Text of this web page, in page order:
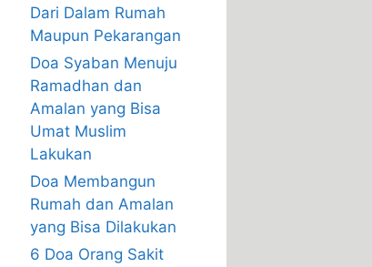
Dari Dalam Rumah
Maupun Pekarangan
Doa Syaban Menuju
Ramadhan dan
Amalan yang Bisa
Umat Muslim
Lakukan
Doa Membangun
Rumah dan Amalan
yang Bisa Dilakukan
6 Doa Orang Sakit